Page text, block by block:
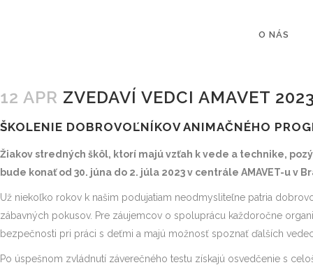
O NÁS
12 APR ZVEDAVÍ VEDCI AMAVET
ŠKOLENIE DOBROVOĽNÍKOV ANIMAČNÉHO
Žiakov stredných škôl, ktorí majú vzťah k vede a technike,
bude konať od 30. júna do 2. júla 2023 v centrále AMAVET-u v
Už niekoľko rokov k našim podujatiam neodmysliteľne patria
zábavných pokusov. Pre záujemcov o spoluprácu každoročne
bezpečnosti pri práci s deťmi a majú možnosť spoznať ďalších
Po úspešnom zvládnutí záverečného testu získajú osvedčenie s